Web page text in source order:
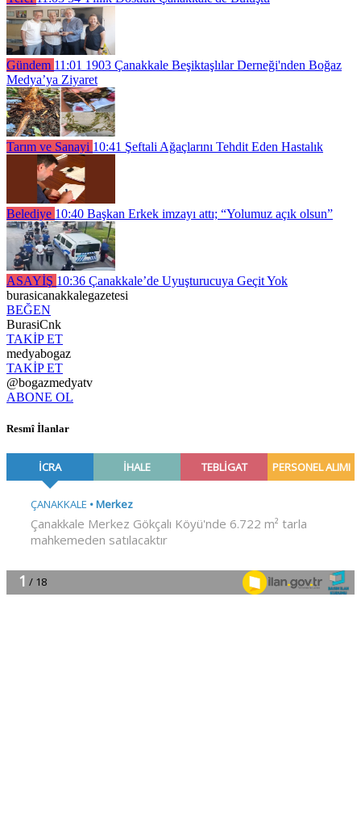
Gündem 11:01 1903 Çanakkale Beşiktaşlılar Derneği'nden Boğaz
Medya’ya Ziyaret
Tarım ve Sanayi 10:41 Şeftali Ağaçlarını Tehdit Eden Hastalık
Belediye 10:40 Başkan Erkek imzayı attı; “Yolumuz açık olsun”
ASAYİŞ 10:36 Çanakkale’de Uyuşturucuya Geçit Yok
burasicanakkalegazetesi
BEĞEN
BurasiCnk
TAKİP ET
medyabogaz
TAKİP ET
@bogazmedyatv
ABONE OL
Resmî İlanlar